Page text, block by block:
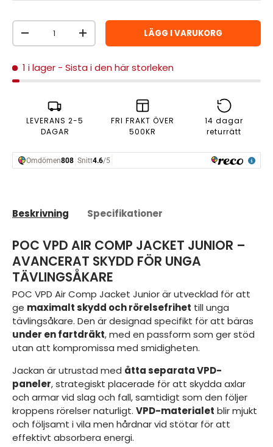
Antal
MINSKA ANTALÖKA ANTAL LÄGG I VARUKORG
1 i lager - Sista i den här storleken
LEVERANS 2-5
DAGAR
FRI FRAKT ÖVER
500KR
14 dagar
returrätt
Beskrivning Specifikationer
POC VPD AIR COMP JACKET JUNIOR –
AVANCERAT SKYDD FÖR UNGA
TÄVLINGSÅKARE
POC VPD Air Comp Jacket Junior är utvecklad för att
ge maximalt skydd och rörelsefrihet till unga
tävlingsåkare. Den är designad specifikt för att bäras
under en fartdräkt, med en passform som ger stöd
utan att kompromissa med smidigheten.
Jackan är utrustad med åtta separata VPD-
paneler, strategiskt placerade för att skydda axlar
och armar vid slag och fall, samtidigt som den följer
kroppens rörelser naturligt. VPD-materialet blir mjukt
och följsamt i vila men hårdnar vid stötar för att
effektivt absorbera energi.